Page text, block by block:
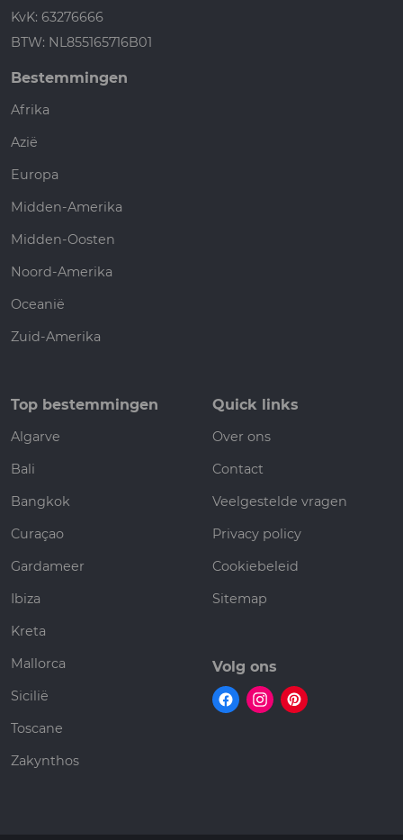
KvK: 63276666
BTW: NL855165716B01
Bestemmingen
Afrika
Azië
Europa
Midden-Amerika
Midden-Oosten
Noord-Amerika
Oceanië
Zuid-Amerika
Top bestemmingen
Algarve
Bali
Bangkok
Curaçao
Gardameer
Ibiza
Kreta
Mallorca
Sicilië
Toscane
Zakynthos
Quick links
Over ons
Contact
Veelgestelde vragen
Privacy policy
Cookiebeleid
Sitemap
Volg ons